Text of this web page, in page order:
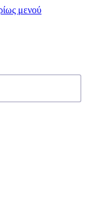
μενού